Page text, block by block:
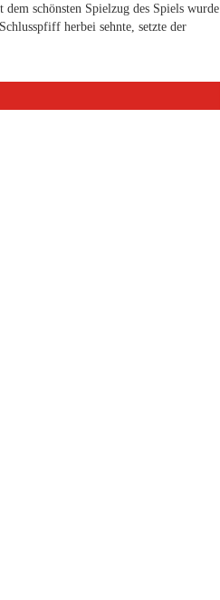
schönsten Spielzug des Spiels wurde
herbei sehnte, setzte der